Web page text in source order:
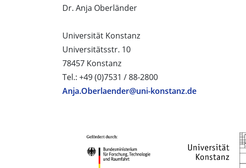
Dr. Anja Oberländer
Universität Konstanz
Universitätsstr. 10
78457 Konstanz
Tel.: +49 (0)7531 / 88-2800
Anja.Oberlaender@uni-konstanz.de